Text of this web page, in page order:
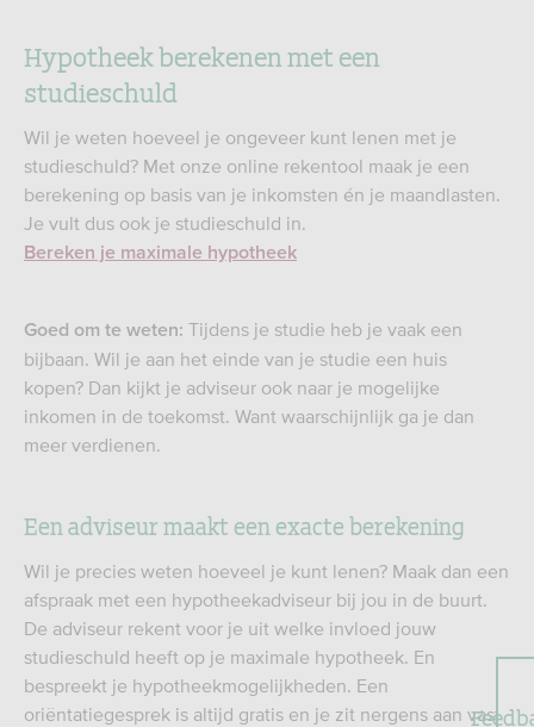
Hypotheek berekenen met een
studieschuld
Wil je weten hoeveel je ongeveer kunt lenen met je
studieschuld? Met onze online rekentool maak je een
berekening op basis van je inkomsten én je maandlasten.
Je vult dus ook je studieschuld in.
Bereken je maximale hypotheek
Goed om te weten: Tijdens je studie heb je vaak een
bijbaan. Wil je aan het einde van je studie een huis
kopen? Dan kijkt je adviseur ook naar je mogelijke
inkomen in de toekomst. Want waarschijnlijk ga je dan
meer verdienen.
Een adviseur maakt een exacte berekening
Wil je precies weten hoeveel je kunt lenen? Maak dan een
afspraak met een hypotheekadviseur bij jou in de buurt.
De adviseur rekent voor je uit welke invloed jouw
studieschuld heeft op je maximale hypotheek. En
bespreekt je hypotheekmogelijkheden. Een
oriëntatiegesprek is altijd gratis en je zit nergens aan vast.